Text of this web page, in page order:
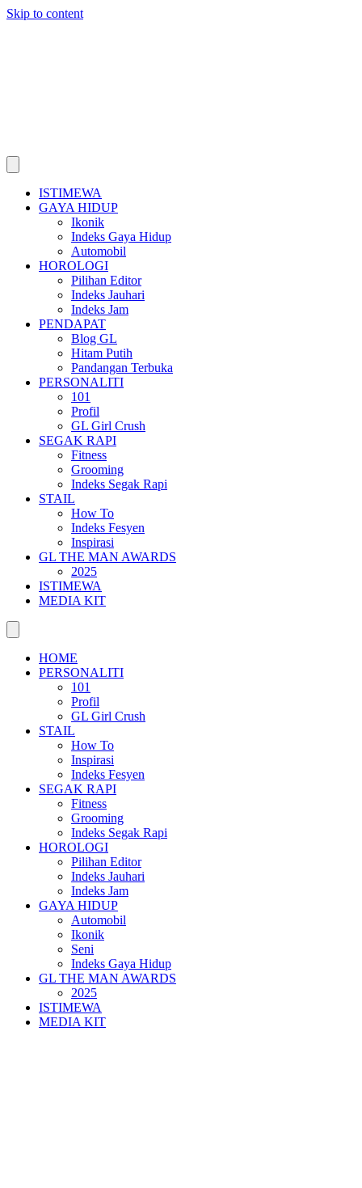
Skip to content
ISTIMEWA
GAYA HIDUP
Ikonik
Indeks Gaya Hidup
Automobil
HOROLOGI
Pilihan Editor
Indeks Jauhari
Indeks Jam
PENDAPAT
Blog GL
Hitam Putih
Pandangan Terbuka
PERSONALITI
101
Profil
GL Girl Crush
SEGAK RAPI
Fitness
Grooming
Indeks Segak Rapi
STAIL
How To
Indeks Fesyen
Inspirasi
GL THE MAN AWARDS
2025
ISTIMEWA
MEDIA KIT
HOME
PERSONALITI
101
Profil
GL Girl Crush
STAIL
How To
Inspirasi
Indeks Fesyen
SEGAK RAPI
Fitness
Grooming
Indeks Segak Rapi
HOROLOGI
Pilihan Editor
Indeks Jauhari
Indeks Jam
GAYA HIDUP
Automobil
Ikonik
Seni
Indeks Gaya Hidup
GL THE MAN AWARDS
2025
ISTIMEWA
MEDIA KIT